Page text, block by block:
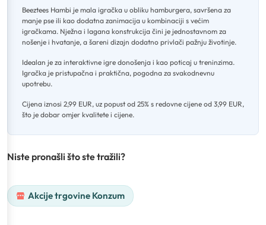
Beeztees Hambi je mala igračka u obliku hamburgera, savršena za
manje pse ili kao dodatna zanimacija u kombinaciji s većim
igračkama. Nježna i lagana konstrukcija čini je jednostavnom za
nošenje i hvatanje, a šareni dizajn dodatno privlači pažnju životinje.
Idealan je za interaktivne igre donošenja i kao poticaj u treninzima.
Igračka je pristupačna i praktična, pogodna za svakodnevnu
upotrebu.
Cijena iznosi 2,99 EUR, uz popust od 25% s redovne cijene od 3,99 EUR,
što je dobar omjer kvalitete i cijene.
Niste pronašli što ste tražili?
Akcije trgovine Konzum